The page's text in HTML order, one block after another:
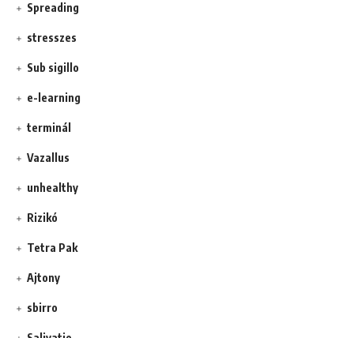
Spreading
stresszes
Sub sigillo
e-learning
terminál
Vazallus
unhealthy
Rizikó
Tetra Pak
Ajtony
sbirro